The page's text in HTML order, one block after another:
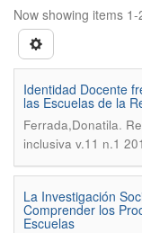
Now showing items 1-
Identidad Docente
las Escuelas de la
Ferrada,Donatila.
inclusiva v.11 n.1
La Investigación
Comprender los
Escuelas